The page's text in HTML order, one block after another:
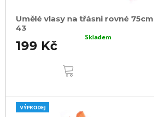
Umělé vlasy na třásni rovné
43
199 Kč
Skladem
VÝPRODEJ